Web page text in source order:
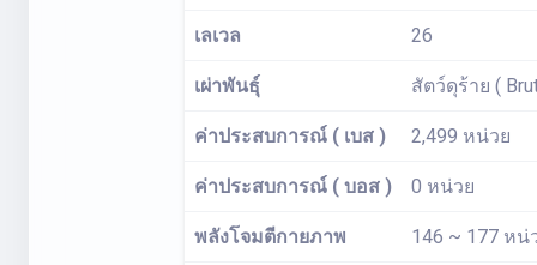
เลเวล 26
เผ่าพันธุ์ สัตว์ดุร้าย (
ค่าประสบการณ์ ( เบส ) 2,499 หน่วย
ค่าประสบการณ์ ( บอส ) 0 หน่วย
พลังโจมตีกายภาพ 146 ~ 177 หน่